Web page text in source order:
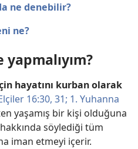
ne denebilir?
ne?
hayatını kurban olarak
16:30, 31; 1. Yuhanna
yaşamış bir kişi olduğuna
söylediği tüm
iman etmeyi içerir.